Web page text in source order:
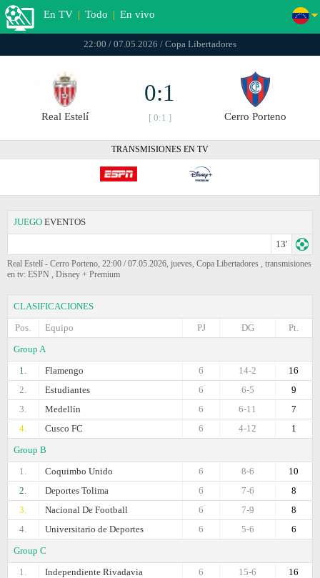
En TV | Todo | En vivo
22:00 / 07.05.2026 / Copa Libertadores
Real Estelí
0:1
[ 0:1 ] Cerro Porteno
TRANSMISIONES EN TV
JUEGO EVENTOS
13'
Real Estelí - Cerro Porteno, 22:00 / 07.05.2026, jueves, Copa Libertadores , transmisiones
en tv: ESPN , Disney + Premium
CLASIFICACIONES
Pos.
Equipo Pt.
DG
PJ
Group A
1.
Flamengo 16
14-2
6
2.
Estudiantes 9
6-5
6
3.
Medellín 7
6-11
6
4.
Cusco FC 1
4-12
6
Group B
1.
Coquimbo Unido 10
8-6
6
2.
Deportes Tolima 8
7-6
6
3.
Nacional De Football 8
7-9
6
4.
Universitario de Deportes 6
5-6
6
Group C
1.
Independiente Rivadavia 16
15-6
6